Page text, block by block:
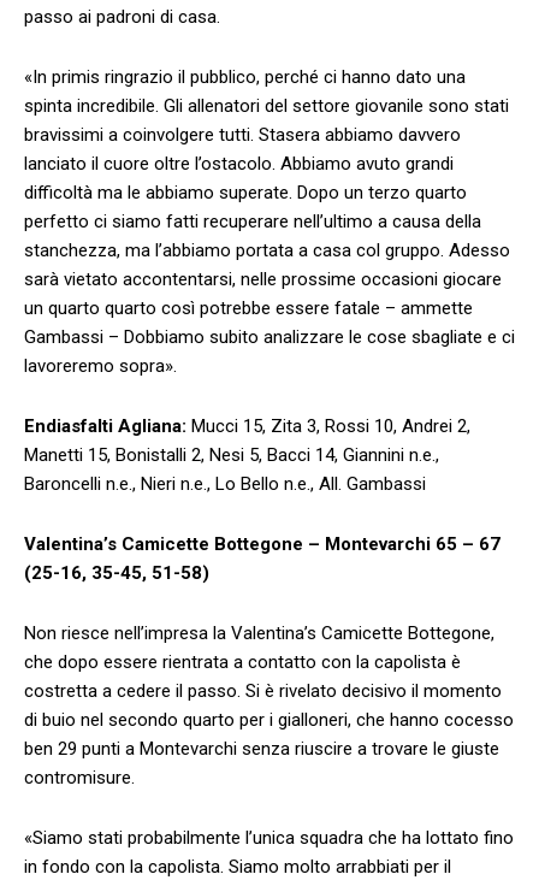
passo ai padroni di casa.
«In primis ringrazio il pubblico, perché ci hanno dato una
spinta incredibile. Gli allenatori del settore giovanile sono stati
bravissimi a coinvolgere tutti. Stasera abbiamo davvero
lanciato il cuore oltre l’ostacolo. Abbiamo avuto grandi
difficoltà ma le abbiamo superate. Dopo un terzo quarto
perfetto ci siamo fatti recuperare nell’ultimo a causa della
stanchezza, ma l’abbiamo portata a casa col gruppo. Adesso
sarà vietato accontentarsi, nelle prossime occasioni giocare
un quarto quarto così potrebbe essere fatale – ammette
Gambassi – Dobbiamo subito analizzare le cose sbagliate e ci
lavoreremo sopra».
Endiasfalti Agliana: Mucci 15, Zita 3, Rossi 10, Andrei 2,
Manetti 15, Bonistalli 2, Nesi 5, Bacci 14, Giannini n.e.,
Baroncelli n.e., Nieri n.e., Lo Bello n.e., All. Gambassi
Valentina’s Camicette Bottegone – Montevarchi 65 – 67
(25-16, 35-45, 51-58)
Non riesce nell’impresa la Valentina’s Camicette Bottegone,
che dopo essere rientrata a contatto con la capolista è
costretta a cedere il passo. Si è rivelato decisivo il momento
di buio nel secondo quarto per i gialloneri, che hanno cocesso
ben 29 punti a Montevarchi senza riuscire a trovare le giuste
contromisure.
«Siamo stati probabilmente l’unica squadra che ha lottato fino
in fondo con la capolista. Siamo molto arrabbiati per il